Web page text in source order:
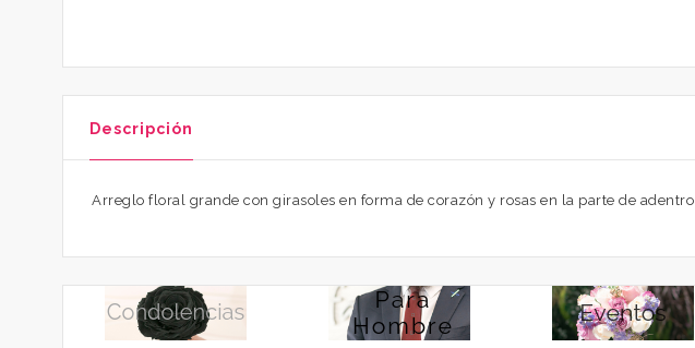
Descripción
Arreglo floral grande con girasoles en forma de corazón y rosas en la parte de adentro